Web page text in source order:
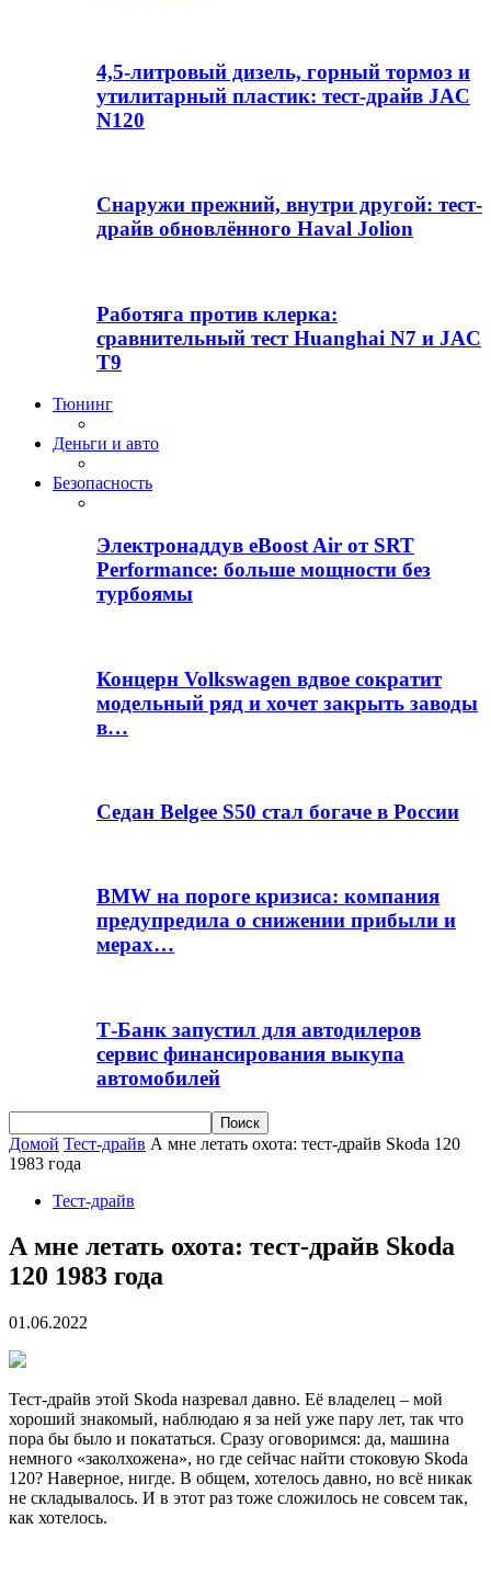
4,5-литровый дизель, горный тормоз и
утилитарный пластик: тест-драйв JAC
N120
Снаружи прежний, внутри другой: тест-
драйв обновлённого Haval Jolion
Работяга против клерка:
сравнительный тест Huanghai N7 и JAC
T9
Тюнинг
Деньги и авто
Безопасность
Электронаддув eBoost Air от SRT
Performance: больше мощности без
турбоямы
Концерн Volkswagen вдвое сократит
модельный ряд и хочет закрыть заводы
в…
Седан Belgee S50 стал богаче в России
BMW на пороге кризиса: компания
предупредила о снижении прибыли и
мерах…
Т-Банк запустил для автодилеров
сервис финансирования выкупа
автомобилей
Домой Тест-драйв А мне летать охота: тест-драйв Skoda 120
1983 года
Тест-драйв
А мне летать охота: тест-драйв Skoda
120 1983 года
01.06.2022
Тест-драйв этой Skoda назревал давно. Её владелец – мой
хороший знакомый, наблюдаю я за ней уже пару лет, так что
пора бы было и покататься. Сразу оговоримся: да, машина
немного «заколхожена», но где сейчас найти стоковую Skoda
120? Наверное, нигде. В общем, хотелось давно, но всё никак
не складывалось. И в этот раз тоже сложилось не совсем так,
как хотелось.